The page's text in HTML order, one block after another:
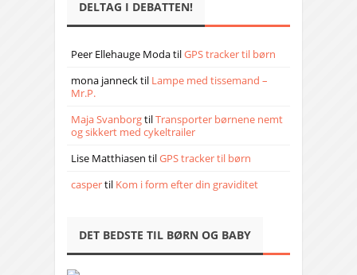
DELTAG I DEBATTEN!
Peer Ellehauge ModatilGPS tracker til børn
mona jannecktil Lampe med tissemand –
Mr.P.
Maja SvanborgtilTransporter børnene nemt
og sikkert med cykeltrailer
Lise Matthiasen tilGPS tracker til børn
caspertil Kom i form efter din graviditet
DET BEDSTE TIL BØRN OG BABY